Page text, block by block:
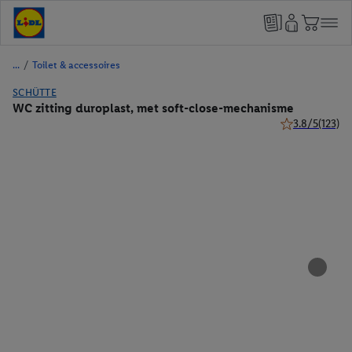
/ Toilet & accessoires
SCHÜTTE
WC zitting duroplast, met soft-close-mechanisme
3.8/5(123)